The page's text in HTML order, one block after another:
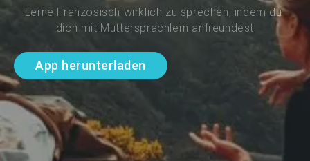
Lerne Französisch wirklich zu sprechen, indem du
dich mit Muttersprachlern anfreundest
App herunterladen